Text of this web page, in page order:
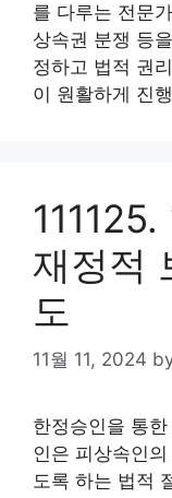
를 다루는 전문
상속권 분쟁 등
정하고 법적 권
이 원활하게 진
재정적
도
11월 11, 2024
한정승인을 통
인은 피상속인
도록 하는 법적